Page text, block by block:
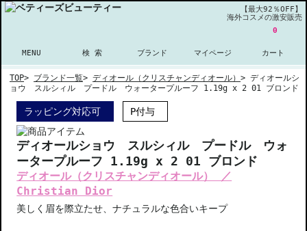
【最大92％OFF】
海外コスメの激安販売
MENU 検 索 ブランド マイページ
0
カート
TOP> ブランド一覧> ディオール（クリスチャンディオール） > ディオールシ
ョウ スルシィル プードル ウォータープルーフ 1.19g x 2 01 ブロンド
ラッピング対応可 P付与
ディオールショウ スルシィル プードル ウォ
ータープルーフ 1.19g x 2 01 ブロンド
ディオール（クリスチャンディオール） ／
Christian Dior
美しく眉を際立たせ、ナチュラルな色合いキープ